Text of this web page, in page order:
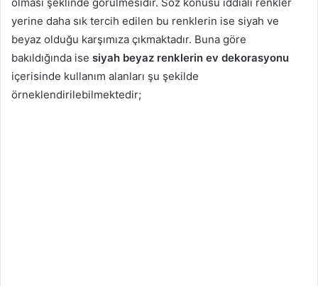
yerine daha sık tercih edilen bu renklerin ise siyah ve
beyaz olduğu karşımıza çıkmaktadır. Buna göre
bakıldığında ise siyah beyaz renklerin ev dekorasyonu
içerisinde kullanım alanları şu şekilde
örneklendirilebilmektedir;